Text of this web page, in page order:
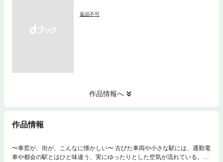
返品不可
作品情報へ
作品情報
〜車窓が、街が、こんなに懐かしい〜 古びた車両や小さな駅には、通勤電
車や都会の駅とはひと味違う、実にゆったりとした空気が流れている。そ